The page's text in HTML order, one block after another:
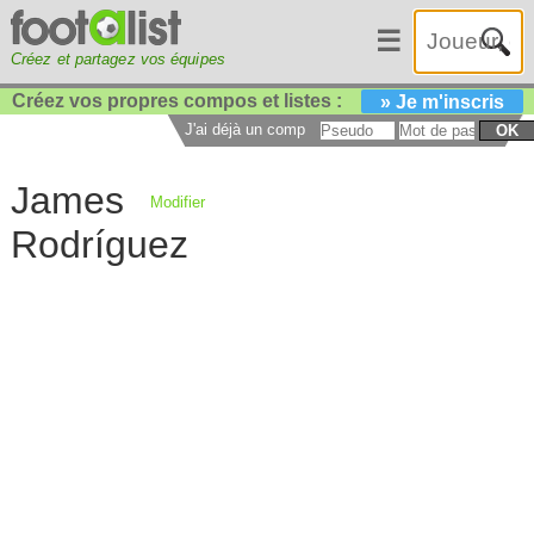
Créez et partagez vos équipes
☰
Créez vos propres compos et listes : » Je m'inscris
J'ai déjà un compte : OK
James
Rodríguez
Modifier